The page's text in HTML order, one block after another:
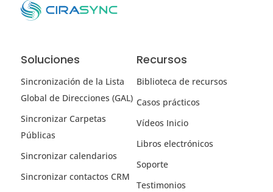
Soluciones
Sincronización de la Lista
Global de Direcciones (GAL)
Sincronizar Carpetas
Públicas
Sincronizar calendarios
Sincronizar contactos CRM
Recursos
Biblioteca de recursos
Casos prácticos
Vídeos Inicio
Libros electrónicos
Soporte
Testimonios